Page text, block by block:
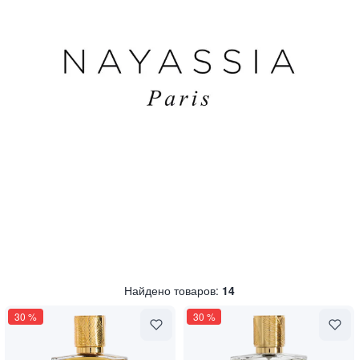
Найдено товаров: 14
30 % 30 %